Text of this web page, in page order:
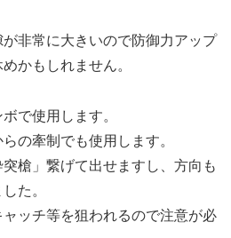
が非常に大きいので防御力アップ
かもしれません。
で使用します。
の牽制でも使用します。
突槍」繋げて出せますし、方向も
た。
ッチ等を狙われるので注意が必